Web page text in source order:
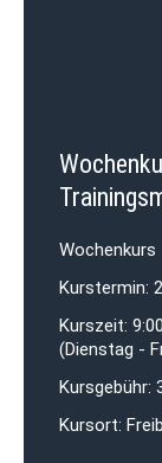
Wochenkurs
Kurstermin:
Kurszeit:
(Dienstag -
Kursgebühr:
Kursort: